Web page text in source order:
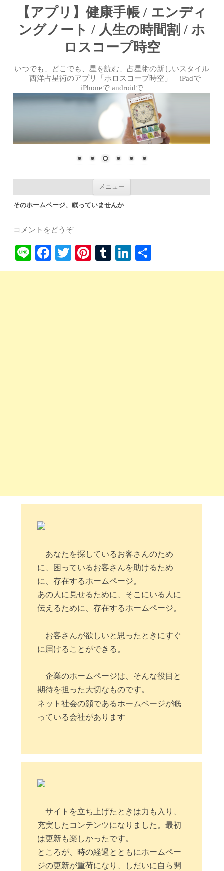
【アプリ】健康手帳 / エンディ
ングノート / 人生の時間割 / ホ
ロスコープ時空
いつでも、どこでも、星を読む、占星術の新しいスタイル
– 西洋占星術のアプリ「ホロスコープ時空」 – iPadで
iPhoneで androidで
メニュー
そのホームページ、眠っていませんか
コメントをどうぞ
Li
ne
Fa
ce
T
wi
Pi
nt
T
u
Li
nk 有
あなたを探しているお客さんのため
に、困っているお客さんを助けるため
に、存在するホームページ。
あの人に見せるために、そこにいる人に
伝えるために、存在するホームページ。
お客さんが欲しいと思ったときにすぐ
に届けることができる。
企業のホームページは、そんな役目と
期待を担った大切なものです。
ネット社会の顔であるホームページが眠
っている会社があります
サイトを立ち上げたときは力も入り、
充実したコンテンツになりました。最初
は更新も楽しかったです。
ところが、時の経過とともにホームペー
ジの更新が重荷になり、しだいに自ら開